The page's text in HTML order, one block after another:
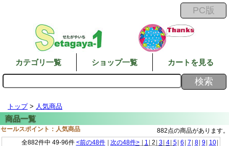
カテゴリ一覧 ショップ一覧 カートを見る
トップ> 人気商品
セールスポイント：人気商品
882点の商品があります。
全882件中 49-96件 <前の48件 次の48件> 1 2 3 4 5 6 7 8 9 10